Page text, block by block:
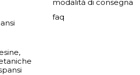
modalità di consegna
faq